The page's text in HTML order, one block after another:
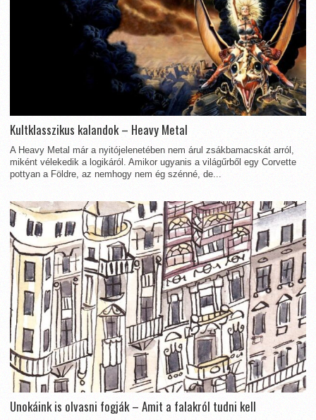
Kultklasszikus kalandok – Heavy Metal
A Heavy Metal már a nyitójelenetében nem árul zsákbamacskát arról,
miként vélekedik a logikáról. Amikor ugyanis a világűrből egy Corvette
pottyan a Földre, az nemhogy nem ég szénné, de...
Unokáink is olvasni fogják – Amit a falakról tudni kell